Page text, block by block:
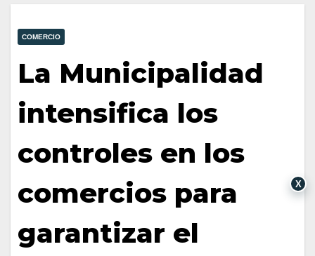
COMERCIO
La Municipalidad
intensifica los
controles en los
comercios para
garantizar el
X